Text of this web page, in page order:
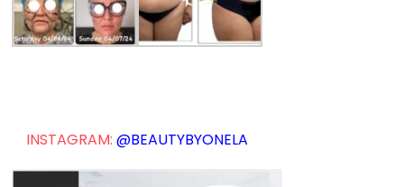
INSTAGRAM:@BEAUTYBYONELA